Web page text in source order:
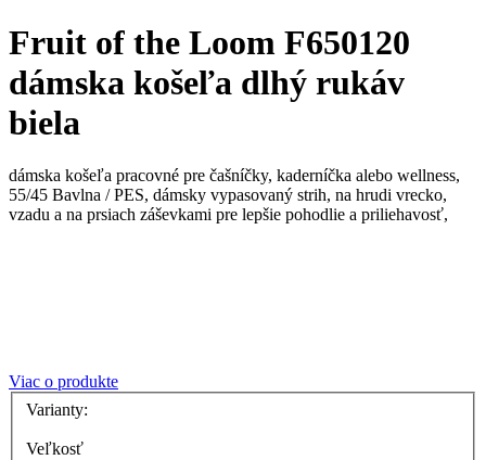
Fruit of the Loom F650120
dámska košeľa dlhý rukáv
biela
dámska košeľa pracovné pre čašníčky, kaderníčka alebo wellness,
55/45 Bavlna / PES, dámsky vypasovaný strih, na hrudi vrecko,
vzadu a na prsiach záševkami pre lepšie pohodlie a priliehavosť,
Viac o produkte
Varianty:
Veľkosť